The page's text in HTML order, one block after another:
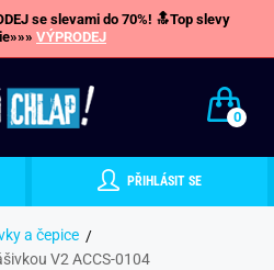
se slevami do 70%! 🔝Top slevy
VÝPRODEJ
0
PŘIHLÁSIT SE
a čepice
V2 ACCS-0104